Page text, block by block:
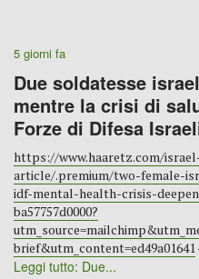
5 giorni fa
Due soldatesse
mentre la crisi di
Forze di Difesa
https://www.haaretz.com/
article/.premium/two-female-
idf-mental-health-crisis-
ba57757d0000?
brief&utm_content=ed49a01641
Leggi tutto: Due...